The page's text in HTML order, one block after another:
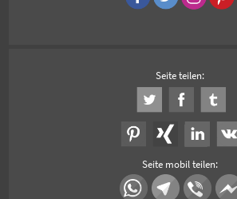
Seite teilen:
Seite mobil teilen: